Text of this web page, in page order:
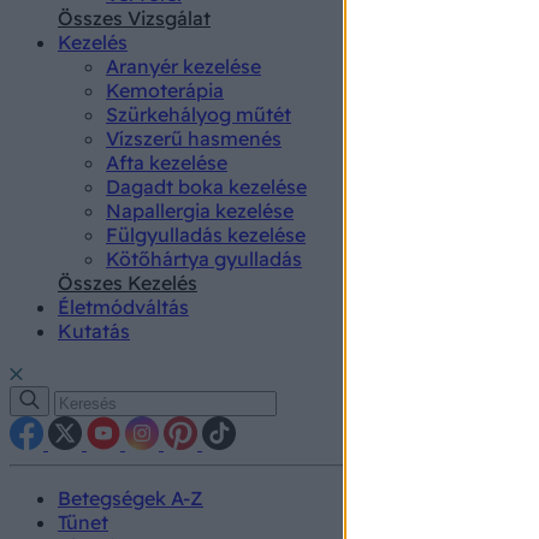
Összes Vizsgálat
Kezelés
Aranyér kezelése
Kemoterápia
Szürkehályog műtét
Vízszerű hasmenés
Afta kezelése
Dagadt boka kezelése
Napallergia kezelése
Fülgyulladás kezelése
Kötőhártya gyulladás
Összes Kezelés
Életmódváltás
Kutatás
Betegségek A-Z
Tünet